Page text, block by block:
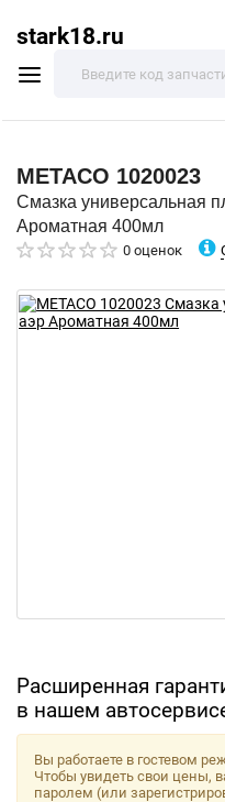
stark18.ru
METACO 1020023
Смазка универсальная
Ароматная 400мл
0 оценок
Расширенная
в нашем
Вы работаете в гостевом
Чтобы увидеть свои цены,
паролем (или